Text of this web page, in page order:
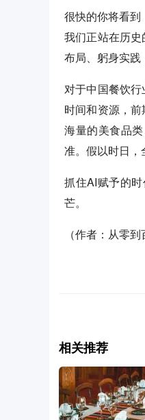
很快的你将看到
我们正站在历
布局、躬身实践
对于中国餐饮
时间和资源，
海量的美食品
准。假以时日，
抓住AI赋予的
芒。
（作者：从零
相关推荐